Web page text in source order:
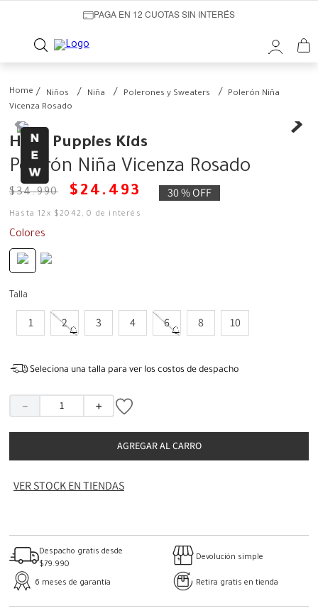
PAGA EN 12 CUOTAS SIN INTERÉS
Niños Niña Polerones y Sweaters
Polerón Niña
Vicenza Rosado
Hush Puppies Kids
Polerón Niña Vicenza Rosado
$34.990 $ 24 . 493 30 %OFF
Hasta12 x $2042 ,0 de interés
Colores
Talla
1 2 3 4 6 8 10
Seleciona una talla para ver los costos de despacho
＋
－
AGREGAR AL CARRO
VER STOCK EN TIENDAS
Despacho gratis desde
$79.990
Devolución simple
6 meses de garantía Retira gratis en tienda